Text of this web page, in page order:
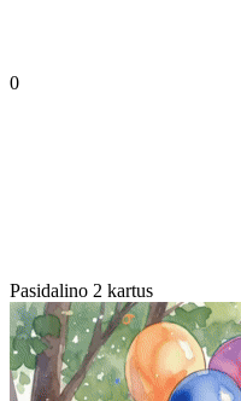
0
Pasidalino 2 kartus